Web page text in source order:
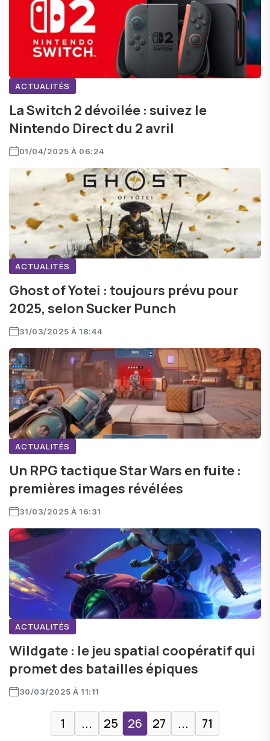
ACTUALITÉS
La Switch 2 dévoilée : suivez le
Nintendo Direct du 2 avril
01/04/2025 À 06:24
ACTUALITÉS
Ghost of Yotei : toujours prévu pour
2025, selon Sucker Punch
31/03/2025 À 18:44
ACTUALITÉS
Un RPG tactique Star Wars en fuite :
premières images révélées
31/03/2025 À 16:31
ACTUALITÉS
Wildgate : le jeu spatial coopératif qui
promet des batailles épiques
30/03/2025 À 11:11
1 ... 25 26 27 ... 71